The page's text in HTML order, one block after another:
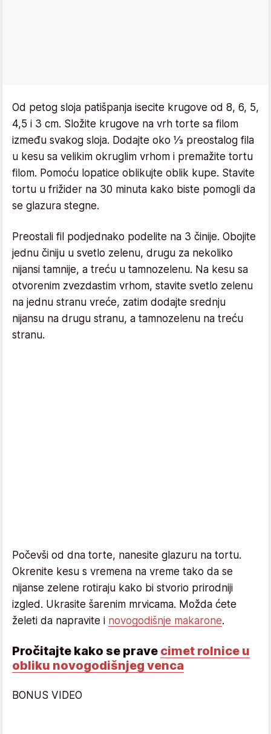
Od petog sloja patišpanja isecite krugove od 8, 6, 5,
4,5 i 3 cm. Složite krugove na vrh torte sa filom
između svakog sloja. Dodajte oko ⅓ preostalog fila
u kesu sa velikim okruglim vrhom i premažite tortu
filom. Pomoću lopatice oblikujte oblik kupe. Stavite
tortu u frižider na 30 minuta kako biste pomogli da
se glazura stegne.
Preostali fil podjednako podelite na 3 činije. Obojite
jednu činiju u svetlo zelenu, drugu za nekoliko
nijansi tamnije, a treću u tamnozelenu. Na kesu sa
otvorenim zvezdastim vrhom, stavite svetlo zelenu
na jednu stranu vreće, zatim dodajte srednju
nijansu na drugu stranu, a tamnozelenu na treću
stranu.
Počevši od dna torte, nanesite glazuru na tortu.
Okrenite kesu s vremena na vreme tako da se
nijanse zelene rotiraju kako bi stvorio prirodniji
izgled. Ukrasite šarenim mrvicama. Možda ćete
želeti da napravite i novogodišnje makarone.
Pročitajte kako se prave cimet rolnice u
obliku novogodišnjeg venca
BONUS VIDEO